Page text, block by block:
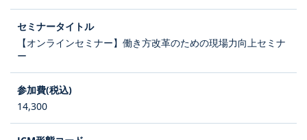
【オンラインセミナー】働き方改革のための現場力向上セミナ
ー
14,300